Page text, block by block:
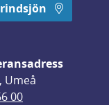
Umeå
00